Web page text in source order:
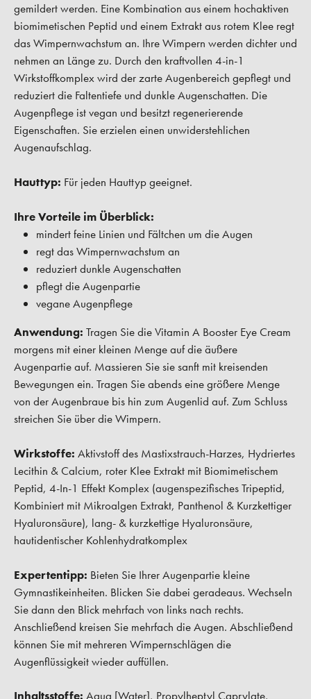
gemildert werden. Eine Kombination aus einem hochaktiven
biomimetischen Peptid und einem Extrakt aus rotem Klee regt
das Wimpernwachstum an. Ihre Wimpern werden dichter und
nehmen an Länge zu. Durch den kraftvollen 4-in-1
Wirkstoffkomplex wird der zarte Augenbereich gepflegt und
reduziert die Faltentiefe und dunkle Augenschatten. Die
Augenpflege ist vegan und besitzt regenerierende
Eigenschaften. Sie erzielen einen unwiderstehlichen
Augenaufschlag.
Hauttyp: Für jeden Hauttyp geeignet.
Ihre Vorteile im Überblick:
mindert feine Linien und Fältchen um die Augen
regt das Wimpernwachstum an
reduziert dunkle Augenschatten
pflegt die Augenpartie
vegane Augenpflege
Anwendung: Tragen Sie die Vitamin A Booster Eye Cream
morgens mit einer kleinen Menge auf die äußere
Augenpartie auf. Massieren Sie sie sanft mit kreisenden
Bewegungen ein. Tragen Sie abends eine größere Menge
von der Augenbraue bis hin zum Augenlid auf. Zum Schluss
streichen Sie über die Wimpern.
Wirkstoffe: Aktivstoff des Mastixstrauch-Harzes, Hydriertes
Lecithin & Calcium, roter Klee Extrakt mit Biomimetischem
Peptid, 4-In-1 Effekt Komplex (augenspezifisches Tripeptid,
Kombiniert mit Mikroalgen Extrakt, Panthenol & Kurzkettiger
Hyaluronsäure), lang- & kurzkettige Hyaluronsäure,
hautidentischer Kohlenhydratkomplex
Expertentipp: Bieten Sie Ihrer Augenpartie kleine
Gymnastikeinheiten. Blicken Sie dabei geradeaus. Wechseln
Sie dann den Blick mehrfach von links nach rechts.
Anschließend kreisen Sie mehrfach die Augen. Abschließend
können Sie mit mehreren Wimpernschlägen die
Augenflüssigkeit wieder auffüllen.
Inhaltsstoffe: Aqua [Water], Propylheptyl Caprylate,